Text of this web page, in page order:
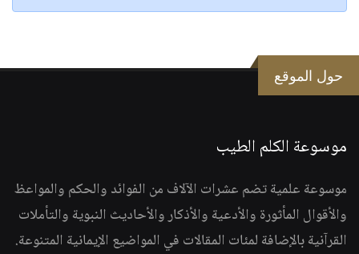
حول الموقع
موسوعة الكلم الطيب
موسوعة علمية تضم عشرات الآلاف من الفوائد والحكم والمواعظ
والأقوال المأثورة والأدعية والأذكار والأحاديث النبوية والتأملات
القرآنية بالإضافة لمئات المقالات في المواضيع الإيمانية المتنوعة.